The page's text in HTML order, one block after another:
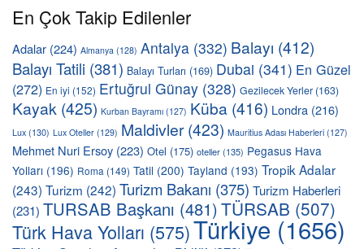
En Çok Takip Edilenler
Adalar (224) Almanya (128) Antalya (332) Balayı (412)
Balayı Tatili (381) Balayı Turları (169) Dubai (341) En Güzel
(272) En iyi (152) Ertuğrul Günay (328) Gezilecek Yerler (163)
Kayak (425) Kurban Bayramı (127) Küba (416) Londra (216)
Lux (130) Lux Oteller (129) Maldivler(423) Mauritius Adası Haberleri (127)
Mehmet Nuri Ersoy (223) Otel (175) oteller(135) Pegasus Hava
Yolları (196) Roma (149) Tatil (200) Tayland (193) Tropik Adalar
(243) Turizm (242) Turizm Bakanı (375) Turizm Haberleri
(231) TURSAB Başkanı (481)TÜRSAB (507)
Türk Hava Yolları (575)Türkiye (1656)